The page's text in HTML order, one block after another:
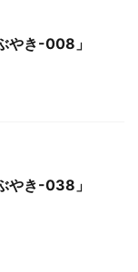
やき-008」
やき-038」